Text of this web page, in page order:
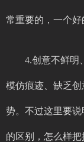
常重要的，一个好
4.创意不鲜明、
模仿痕迹、缺乏
势。不过这里要
的区别，怎么样把